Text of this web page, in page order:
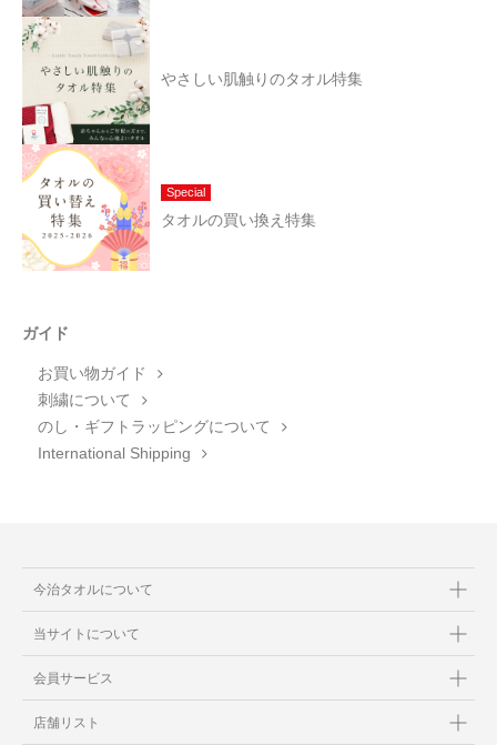
やさしい肌触りのタオル特集
Special
タオルの買い換え特集
ガイド
お買い物ガイド
刺繍について
のし・ギフトラッピングについて
International Shipping
今治タオルについて
当サイトについて
会員サービス
店舗リスト